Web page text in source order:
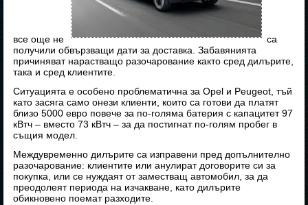
все още не
са
получили обвързващи дати за доставка. Забавянията
причиняват нарастващо разочарование както сред дилърите,
така и сред клиентите.
Ситуацията е особено проблематична за Opel и Peugeot, тъй
като засяга само онези клиенти, които са готови да платят
близо 5000 евро повече за по-голяма батерия с капацитет 97
кВтч – вместо 73 кВтч – за да постигнат по-голям пробег в
същия модел.
Междувременно дилърите са изправени пред допълнително
разочарование: клиентите или анулират договорите си за
покупка, или се нуждаят от заместващ автомобил, за да
преодолеят периода на изчакване, като дилърите
обикновено поемат разходите.